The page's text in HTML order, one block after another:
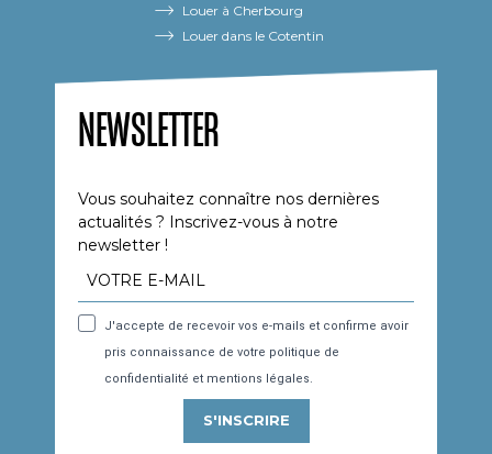
Louer à Cherbourg
Louer dans le Cotentin
NEWSLETTER
Vous souhaitez connaître nos dernières
actualités ? Inscrivez-vous à notre
newsletter !
J'accepte de recevoir vos e-mails et confirme avoir
pris connaissance de votre politique de
confidentialité et mentions légales.
S'INSCRIRE